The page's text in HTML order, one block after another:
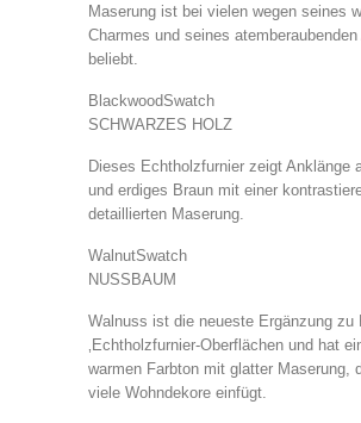
Maserung ist bei vielen wegen seines
Charmes und seines
beliebt.
BlackwoodSwatch
SCHWARZES HOLZ
Dieses Echtholzfurnier zeigt Anklänge
und erdiges Braun mit einer
detaillierten Maserung.
WalnutSwatch
NUSSBAUM
Walnuss ist die neueste Ergänzung zu
‚Echtholzfurnier-Oberflächen und hat
warmen Farbton mit glatter Maserung,
viele Wohndekore einfügt.